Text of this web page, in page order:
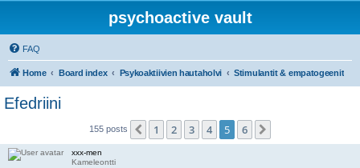
psychoactive vault
FAQ
Home Board index Psykoaktiivien hautaholvi Stimulantit & empatogeenit
Efedriini
155 posts Previous
1 2 3 4 5 6
xxx-men
Kameleontti